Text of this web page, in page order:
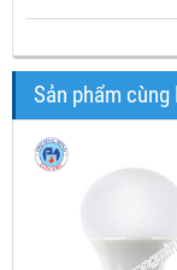
Sản phẩm cùng